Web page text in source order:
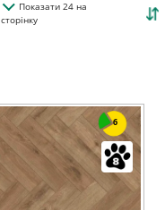
Показати24на
сторінку
6